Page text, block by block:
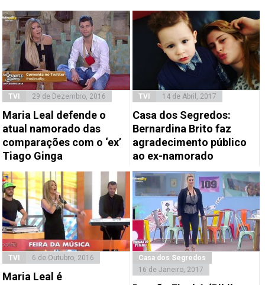
TVI 29 de Dezembro, 2016
Maria Leal defende o
atual namorado das
comparações com o ‘ex’
Tiago Ginga
TVI 14 de Abril, 2017
Casa dos Segredos:
Bernardina Brito faz
agradecimento público
ao ex-namorado
TVI 6 de Outubro, 2016
Maria Leal é
Casa dos Segredos
16 de Janeiro, 2017